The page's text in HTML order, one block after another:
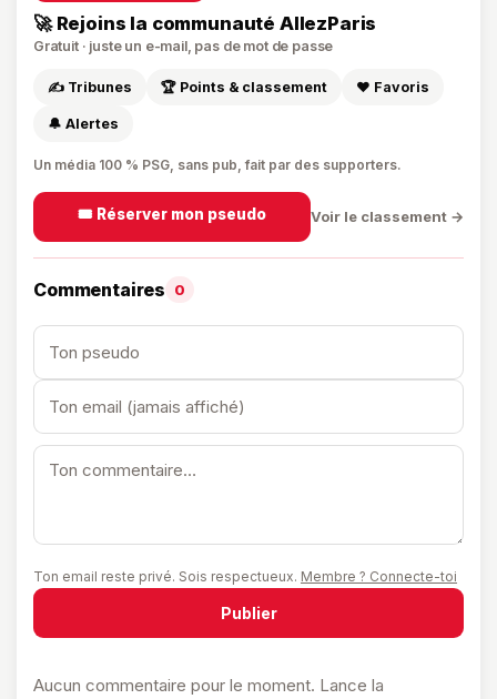
🚀 Rejoins la communauté AllezParis
Gratuit · juste un e-mail, pas de mot de passe
✍️ Tribunes 🏆 Points & classement ❤️ Favoris
🔔 Alertes
Un média 100 % PSG, sans pub, fait par des supporters.
🎟️ Réserver mon pseudo Voir le classement →
Commentaires 0
Ton email reste privé. Sois respectueux. Membre ? Connecte-toi
Publier
Aucun commentaire pour le moment. Lance la